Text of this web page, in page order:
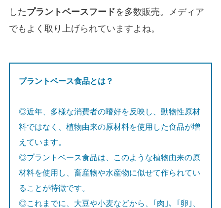
したプラントベースフードを多数販売。メディア
でもよく取り上げられていますよね。
プラントベース食品とは？
◎近年、多様な消費者の嗜好を反映し、動物性原材
料ではなく、植物由来の原材料を使用した食品が増
えています。
◎プラントベース食品は、このような植物由来の原
材料を使用し、畜産物や水産物に似せて作られてい
ることが特徴です。
◎これまでに、大豆や小麦などから、｢肉｣、｢卵｣、